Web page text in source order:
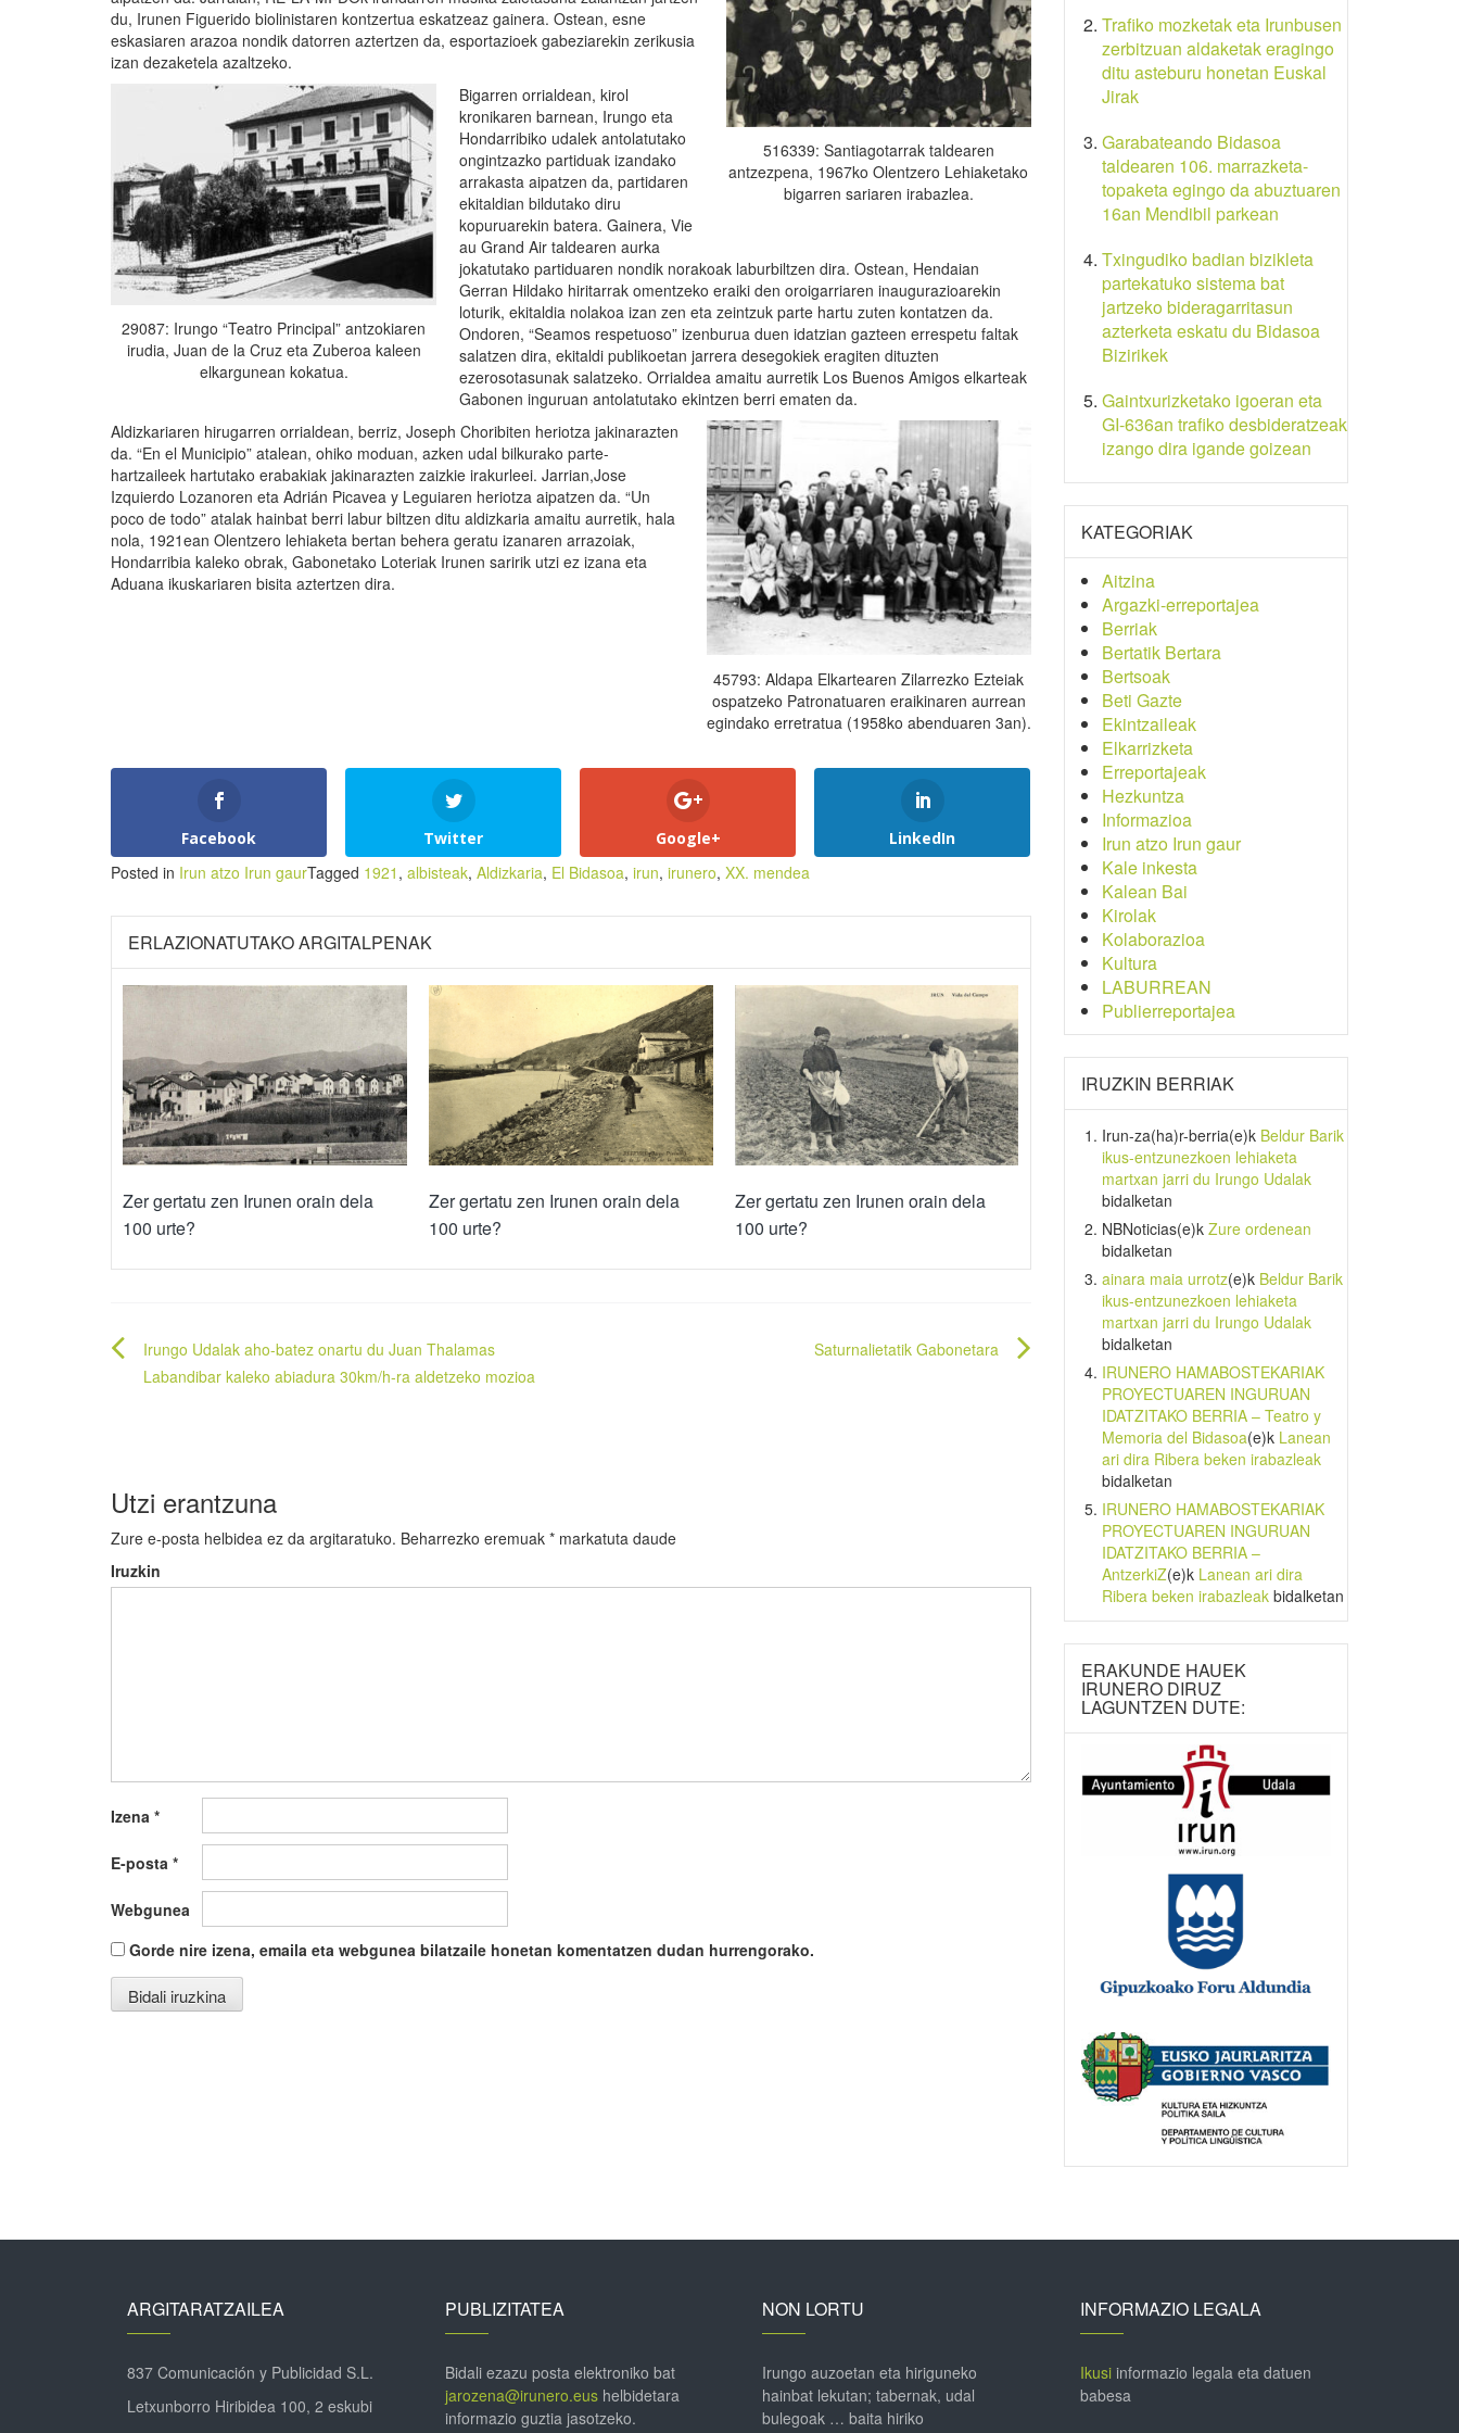
516339: Santiagotarrak taldearen
antzezpena, 1967ko Olentzero Lehiaketako
bigarren sariaren irabazlea.
du, Irunen Figuerido biolinistaren kontzertua eskatzeaz gainera. Ostean, esne
eskasiaren arazoa nondik datorren aztertzen da, esportazioek gabeziarekin zerikusia
izan dezaketela azaltzeko.
29087: Irungo “Teatro Principal” antzokiaren
irudia, Juan de la Cruz eta Zuberoa kaleen
elkargunean kokatua.
Bigarren orrialdean, kirol
kronikaren barnean, Irungo eta
Hondarribiko udalek antolatutako
ongintzazko partiduak izandako
arrakasta aipatzen da, partidaren
ekitaldian bildutako diru
kopuruarekin batera. Gainera, Vie
au Grand Air taldearen aurka
jokatutako partiduaren nondik norakoak laburbiltzen dira. Ostean, Hendaian
Gerran Hildako hiritarrak omentzeko eraiki den oroigarriaren inaugurazioarekin
loturik, ekitaldia nolakoa izan zen eta zeintzuk parte hartu zuten kontatzen da.
Ondoren, “Seamos respetuoso” izenburua duen idatzian gazteen errespetu faltak
salatzen dira, ekitaldi publikoetan jarrera desegokiek eragiten dituzten
ezerosotasunak salatzeko. Orrialdea amaitu aurretik Los Buenos Amigos elkarteak
Gabonen inguruan antolatutako ekintzen berri ematen da.
45793: Aldapa Elkartearen Zilarrezko Ezteiak
ospatzeko Patronatuaren eraikinaren aurrean
egindako erretratua (1958ko abenduaren 3an).
Aldizkariaren hirugarren orrialdean, berriz, Joseph Choribiten heriotza jakinarazten
da. “En el Municipio” atalean, ohiko moduan, azken udal bilkurako parte-
hartzaileek hartutako erabakiak jakinarazten zaizkie irakurleei. Jarrian,Jose
Izquierdo Lozanoren eta Adrián Picavea y Leguiaren heriotza aipatzen da. “Un
poco de todo” atalak hainbat berri labur biltzen ditu aldizkaria amaitu aurretik, hala
nola, 1921ean Olentzero lehiaketa bertan behera geratu izanaren arrazoiak,
Hondarribia kaleko obrak, Gabonetako Loteriak Irunen saririk utzi ez izana eta
Aduana ikuskariaren bisita aztertzen dira.
Facebook Twitter Google+ LinkedIn
Posted in Irun atzo Irun gaurTagged 1921 , albisteak, Aldizkaria, El Bidasoa, irun, irunero, XX. mendea
ERLAZIONATUTAKO ARGITALPENAK
Zer gertatu zen Irunen orain dela
100 urte?
Zer gertatu zen Irunen orain dela
100 urte?
Zer gertatu zen Irunen orain dela
100 urte?
Bidalketetan
zehar
Irungo Udalak aho-batez onartu du Juan Thalamas
Labandibar kaleko abiadura 30km/h-ra aldetzeko mozioa
Saturnalietatik Gabonetara
Utzi erantzuna
Zure e-posta helbidea ez da argitaratuko. Beharrezko eremuak * markatuta daude
Iruzkin
Izena *
E-posta *
Webgunea
Gorde nire izena, emaila eta webgunea bilatzaile honetan komentatzen dudan hurrengorako.
Trafiko mozketak eta Irunbusen
zerbitzuan aldaketak eragingo
ditu asteburu honetan Euskal
Jirak
Garabateando Bidasoa
taldearen 106. marrazketa-
topaketa egingo da abuztuaren
16an Mendibil parkean
Txingudiko badian bizikleta
partekatuko sistema bat
jartzeko bideragarritasun
azterketa eskatu du Bidasoa
Bizirikek
Gaintxurizketako igoeran eta
GI-636an trafiko desbideratzeak
izango dira igande goizean
KATEGORIAK
Aitzina
Argazki-erreportajea
Berriak
Bertatik Bertara
Bertsoak
Beti Gazte
Ekintzaileak
Elkarrizketa
Erreportajeak
Hezkuntza
Informazioa
Irun atzo Irun gaur
Kale inkesta
Kalean Bai
Kirolak
Kolaborazioa
Kultura
LABURREAN
Publierreportajea
IRUZKIN BERRIAK
Irun-za(ha)r-berria(e)k Beldur Barik
ikus-entzunezkoen lehiaketa
martxan jarri du Irungo Udalak
bidalketan
NBNoticias(e)k Zure ordenean
bidalketan
ainara maia urrotz(e)k Beldur Barik
ikus-entzunezkoen lehiaketa
martxan jarri du Irungo Udalak
bidalketan
IRUNERO HAMABOSTEKARIAK
PROYECTUAREN INGURUAN
IDATZITAKO BERRIA – Teatro y
Memoria del Bidasoa(e)k Lanean
ari dira Ribera beken irabazleak
bidalketan
IRUNERO HAMABOSTEKARIAK
PROYECTUAREN INGURUAN
IDATZITAKO BERRIA –
AntzerkiZ(e)k Lanean ari dira
Ribera beken irabazleakbidalketan
ERAKUNDE HAUEK
IRUNERO DIRUZ
LAGUNTZEN DUTE:
ARGITARATZAILEA
837 Comunicación y Publicidad S.L.
Letxunborro Hiribidea 100, 2 eskubi
PUBLIZITATEA
Bidali ezazu posta elektroniko bat
jarozena@irunero.eushelbidetara
informazio guztia jasotzeko.
NON LORTU
Irungo auzoetan eta hiriguneko
hainbat lekutan; tabernak, udal
bulegoak … baita hiriko
INFORMAZIO LEGALA
Ikusiinformazio legala eta datuen
babesa